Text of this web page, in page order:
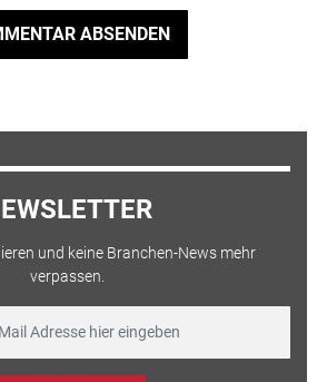
ABSENDEN
und keine Branchen-News mehr
verpassen.